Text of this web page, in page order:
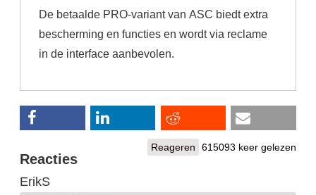
De betaalde PRO-variant van ASC biedt extra
bescherming en functies en wordt via reclame
in de interface aanbevolen.
Reageren 615093 keer gelezen
Reacties
ErikS